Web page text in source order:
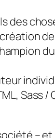
des
Sass
–